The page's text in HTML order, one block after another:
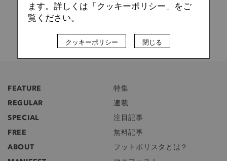
FEATURE
特集
REGULAR
連載
SPECIAL
注目記事
FREE
無料記事
ABOUT
フットボリスタとは？
ます。詳しくは「クッキーポリシー」をご
覧ください。
クッキーポリシー 閉じる